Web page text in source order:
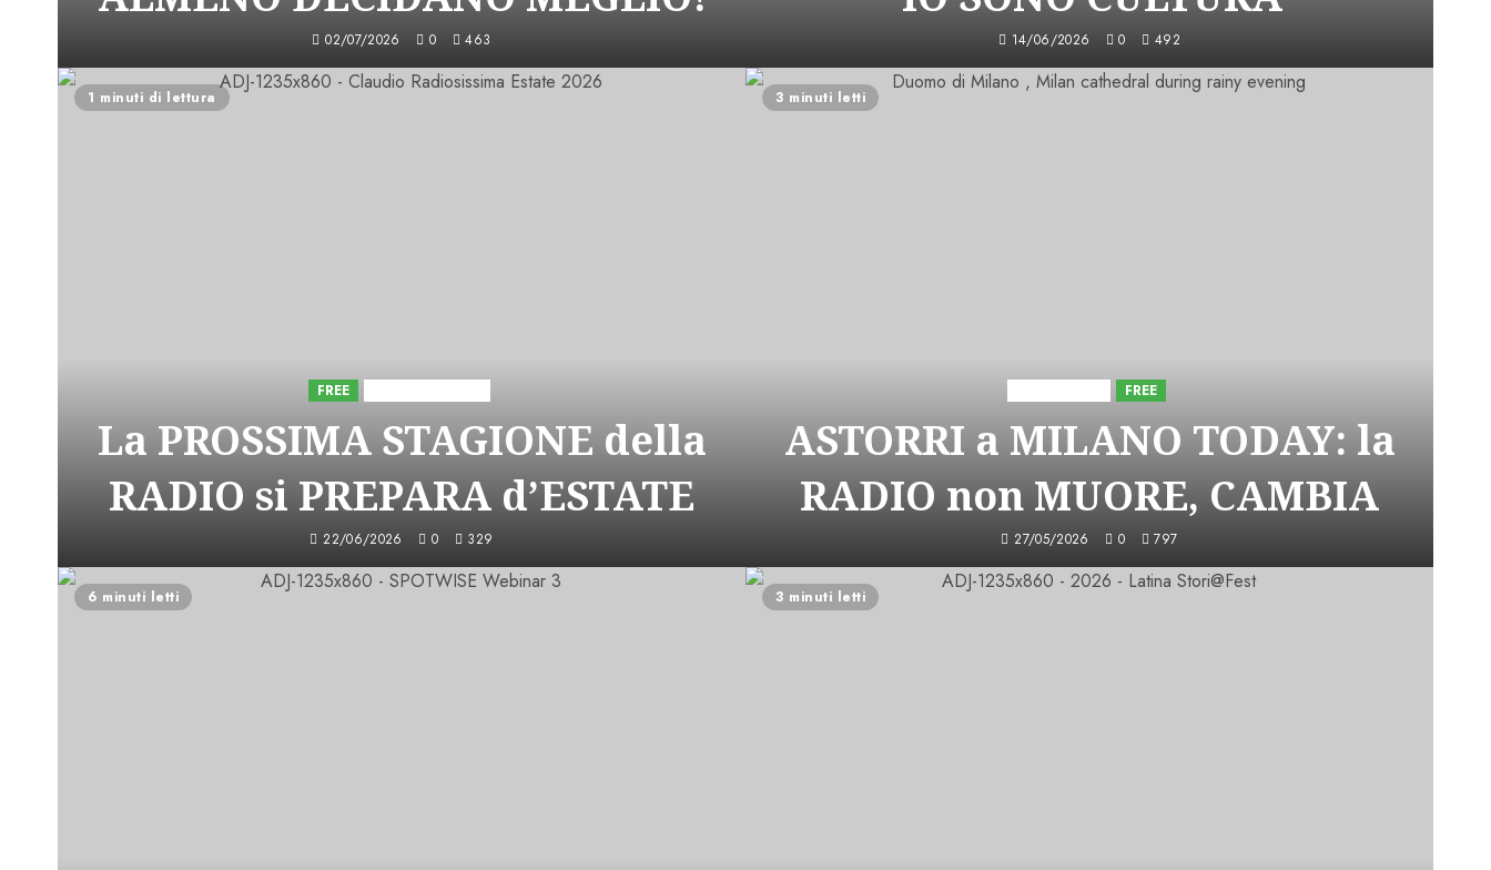
02/07/2026 0 463
1 minuti di lettura
FREE
La PROSSIMA STAGIONE della
RADIO si PREPARA d’ESTATE
22/06/2026 0 329
6 minuti letti
14/06/2026 0 492
3 minuti letti
FREE
ASTORRI a MILANO TODAY: la
RADIO non MUORE, CAMBIA
27/05/2026 0 797
3 minuti letti